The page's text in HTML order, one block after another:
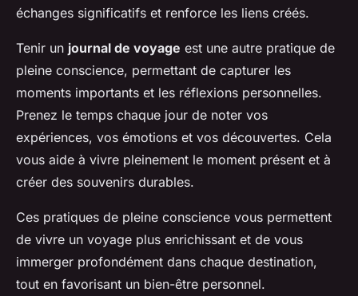
échanges significatifs et renforce les liens créés.
Tenir un journal de voyage est une autre pratique de
pleine conscience, permettant de capturer les
moments importants et les réflexions personnelles.
Prenez le temps chaque jour de noter vos
expériences, vos émotions et vos découvertes. Cela
vous aide à vivre pleinement le moment présent et à
créer des souvenirs durables.
Ces pratiques de pleine conscience vous permettent
de vivre un voyage plus enrichissant et de vous
immerger profondément dans chaque destination,
tout en favorisant un bien-être personnel.